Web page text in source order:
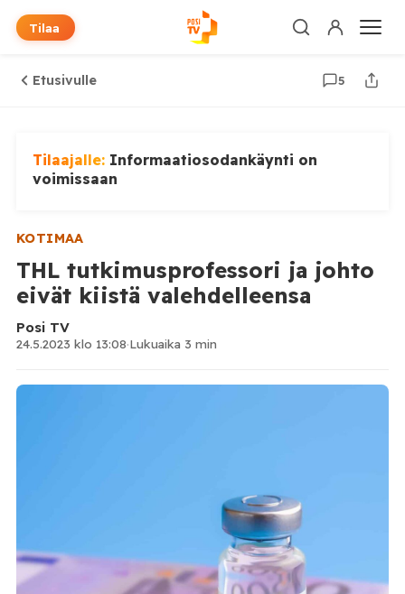
Tilaa
Etusivulle 5
Tilaajalle: Informaatiosodankäynti on
voimissaan
KOTIMAA
THL tutkimusprofessori ja johto
eivät kiistä valehdelleensa
Posi TV
24.5.2023 klo 13:08·Lukuaika 3 min